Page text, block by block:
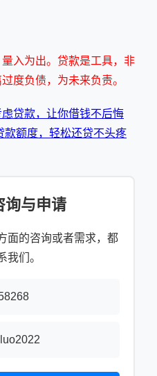
入为出。贷款是工具，非
度负债，为未来负责。
贷款，让你借钱不后悔
额度，轻松还贷不头疼
询与申请
面的咨询或者需求，都
我们。